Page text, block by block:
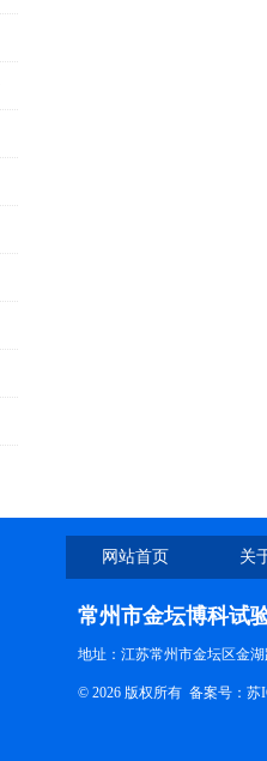
网站首页 关
联系我们
常州市金坛博科试
地址：江苏常州市金坛区金湖
© 2026 版权所有 备案号： 苏